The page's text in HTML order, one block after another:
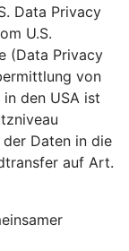
Data Privacy
U.S.
(Data Privacy
von
den USA ist
Daten in die
auf Art.